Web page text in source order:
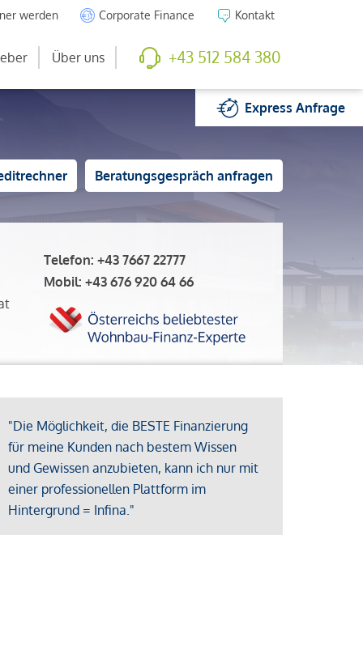
werden Corporate Finance Kontakt
Über uns +43 512 584 380
ExpressAnfrage
Beratungsgespräch anfragen
Telefon: +43 7667 22777
Mobil: +43 676 920 64 66
"Die Möglichkeit, die BESTE Finanzierung
für meine Kunden nach bestem Wissen
und Gewissen anzubieten, kann ich nur mit
einer professionellen Plattform im
Hintergrund = Infina."